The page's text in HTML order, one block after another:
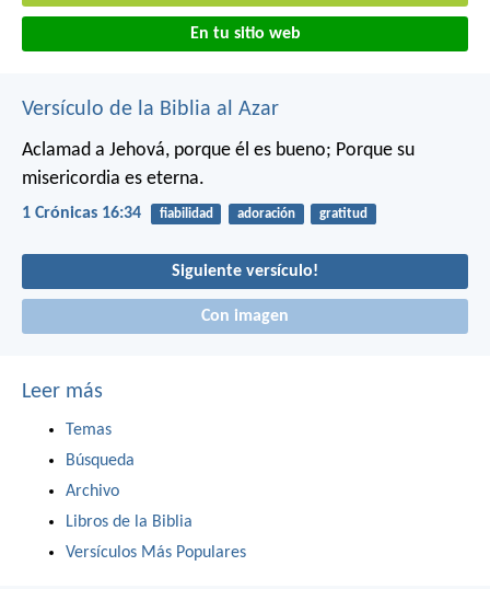
En tu sitio web
Versículo de la Biblia al Azar
Aclamad a Jehová, porque él es bueno; Porque su
misericordia es eterna.
1 Crónicas 16:34 fiabilidad adoración gratitud
Siguiente versículo!
Con imagen
Leer más
Temas
Búsqueda
Archivo
Libros de la Biblia
Versículos Más Populares